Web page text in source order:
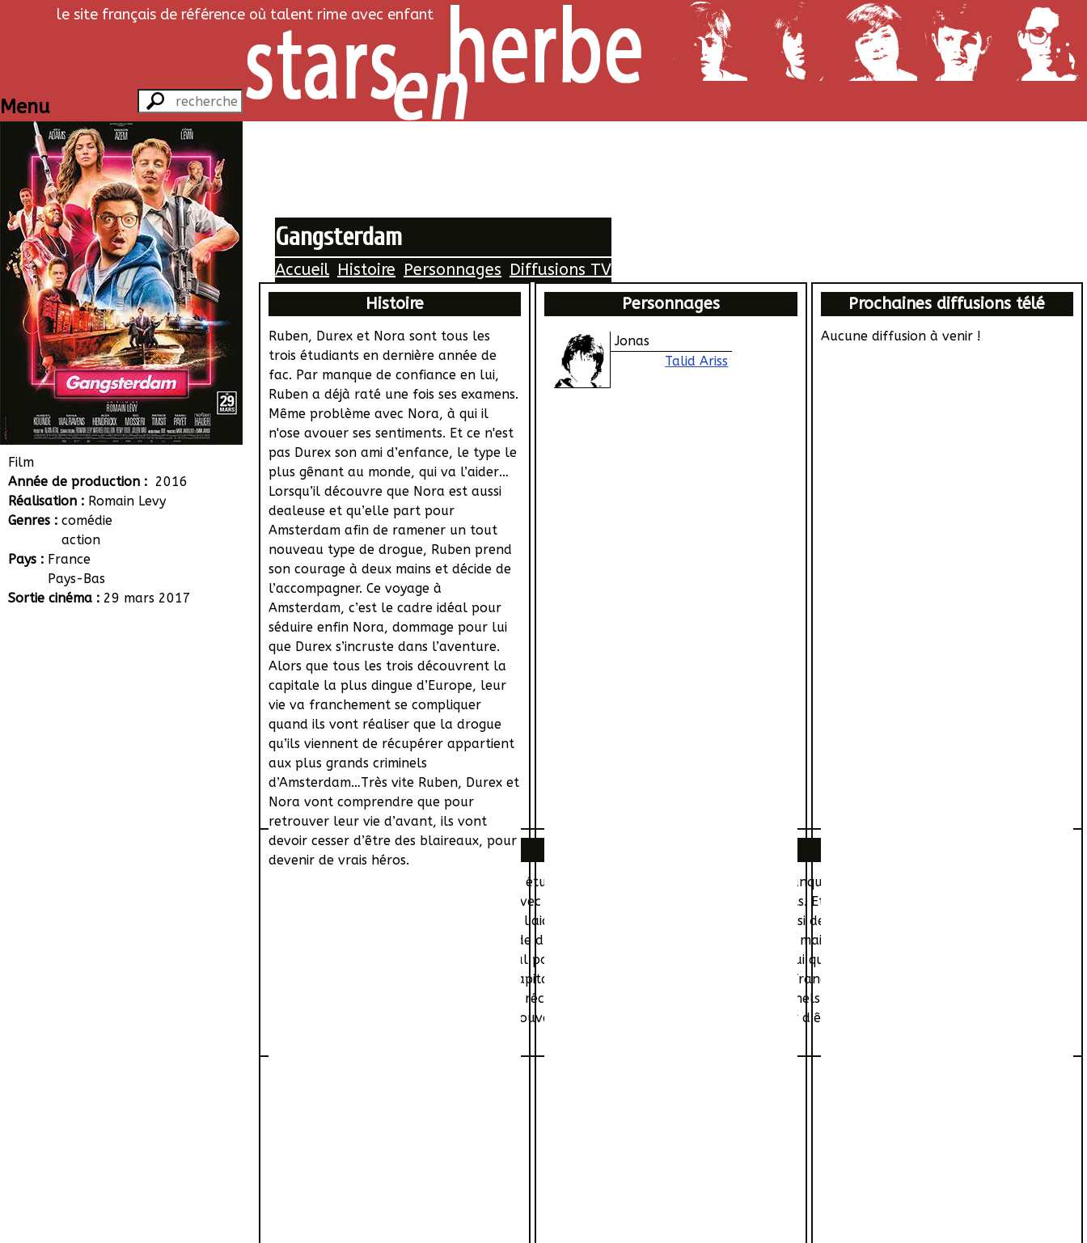
le site français de référence où talent rime avec enfant
Menu
Film
Année de production : 2016
Réalisation : Romain Levy
Genres : comédie
action
Pays : France
Pays-Bas
Sortie cinéma : 29 mars 2017
Gangsterdam
Accueil Histoire Personnages Diffusions TV
Histoire
Ruben, Durex et Nora sont tous les
trois étudiants en dernière année de
fac. Par manque de confiance en lui,
Ruben a déjà raté une fois ses examens.
Même problème avec Nora, à qui il
n'ose avouer ses sentiments. Et ce n'est
pas Durex son ami d’enfance, le type le
plus gênant au monde, qui va l’aider…
Lorsqu’il découvre que Nora est aussi
dealeuse et qu’elle part pour
Amsterdam afin de ramener un tout
nouveau type de drogue, Ruben prend
son courage à deux mains et décide de
l’accompagner. Ce voyage à
Amsterdam, c’est le cadre idéal pour
séduire enfin Nora, dommage pour lui
que Durex s’incruste dans l’aventure.
Alors que tous les trois découvrent la
capitale la plus dingue d’Europe, leur
vie va franchement se compliquer
quand ils vont réaliser que la drogue
qu’ils viennent de récupérer appartient
aux plus grands criminels
d’Amsterdam…Très vite Ruben, Durex et
Nora vont comprendre que pour
retrouver leur vie d’avant, ils vont
devoir cesser d’être des blaireaux, pour
devenir de vrais héros.
Personnages
Jonas
Talid Ariss
Prochaines diffusions télé
Aucune diffusion à venir !
Ruben, Durex et Nora sont tous les trois étudiants en dernière année de fac. Par manque de confiance en lui, Ruben a déjà raté
une fois ses examens. Même problème avec Nora, à qui il n'ose avouer ses sentiments. Et ce n'est pas Durex son ami d’enfance,
le type le plus gênant au monde, qui va l’aider…Lorsqu’il découvre que Nora est aussi dealeuse et qu’elle part pour Amsterdam
afin de ramener un tout nouveau type de drogue, Ruben prend son courage à deux mains et décide de l’accompagner. Ce
voyage à Amsterdam, c’est le cadre idéal pour séduire enfin Nora, dommage pour lui que Durex s’incruste dans l’aventure.
Alors que tous les trois découvrent la capitale la plus dingue d’Europe, leur vie va franchement se compliquer quand ils vont
réaliser que la drogue qu’ils viennent de récupérer appartient aux plus grands criminels d’Amsterdam…Très vite Ruben, Durex
et Nora vont comprendre que pour retrouver leur vie d’avant, ils vont devoir cesser d’être des blaireaux, pour devenir de vrais